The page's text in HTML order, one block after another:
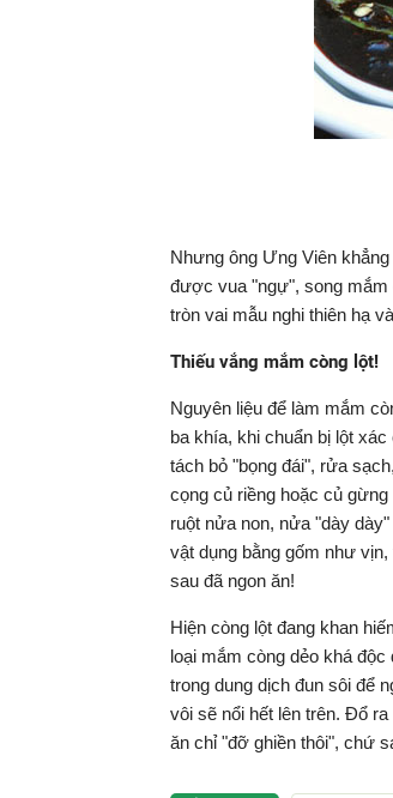
Nhưng ông Ưng Viên
được vua "ngự", song mắm
tròn vai mẫu nghi thiên hạ
Thiếu vắng mắm còng lột!
Nguyên liệu để làm mắm
ba khía, khi chuẩn bị lột
tách bỏ "bọng đái", rửa
cọng củ riềng hoặc củ
ruột nửa non, nửa "dày
vật dụng bằng gốm như
sau đã ngon ăn!
Hiện còng lột đang khan
loại mắm còng dẻo khá
trong dung dịch đun sôi để
vôi sẽ nổi hết lên trên. Đổ
ăn chỉ "đỡ ghiền thôi", chứ